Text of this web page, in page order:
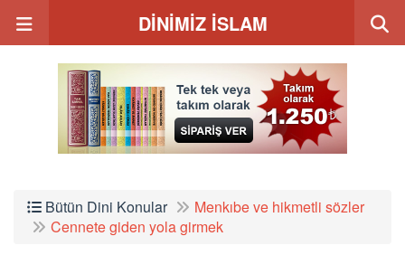
DİNİMİZ İSLAM
Bütün Dini Konular
Menkıbe ve hikmetli sözler
Cennete giden yola girmek